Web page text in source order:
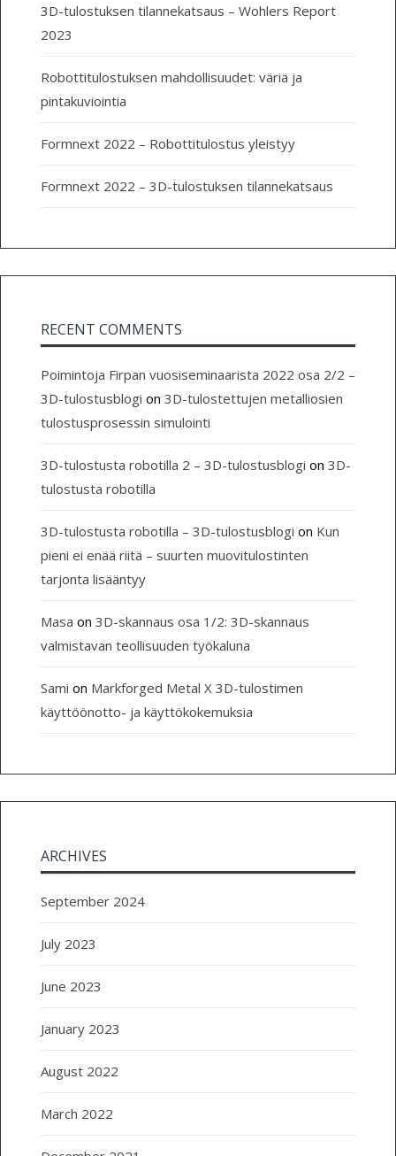
3D-tulostuksen tilannekatsaus – Wohlers Report
2023
Robottitulostuksen mahdollisuudet: väriä ja
pintakuviointia
Formnext 2022 – Robottitulostus yleistyy
Formnext 2022 – 3D-tulostuksen tilannekatsaus
RECENT COMMENTS
Poimintoja Firpan vuosiseminaarista 2022 osa 2/2 –
3D-tulostusblogi on 3D-tulostettujen metalliosien
tulostusprosessin simulointi
3D-tulostusta robotilla 2 – 3D-tulostusblogi on 3D-
tulostusta robotilla
3D-tulostusta robotilla – 3D-tulostusblogi on Kun
pieni ei enää riitä – suurten muovitulostinten
tarjonta lisääntyy
Masa on 3D-skannaus osa 1/2: 3D-skannaus
valmistavan teollisuuden työkaluna
Sami on Markforged Metal X 3D-tulostimen
käyttöönotto- ja käyttökokemuksia
ARCHIVES
September 2024
July 2023
June 2023
January 2023
August 2022
March 2022